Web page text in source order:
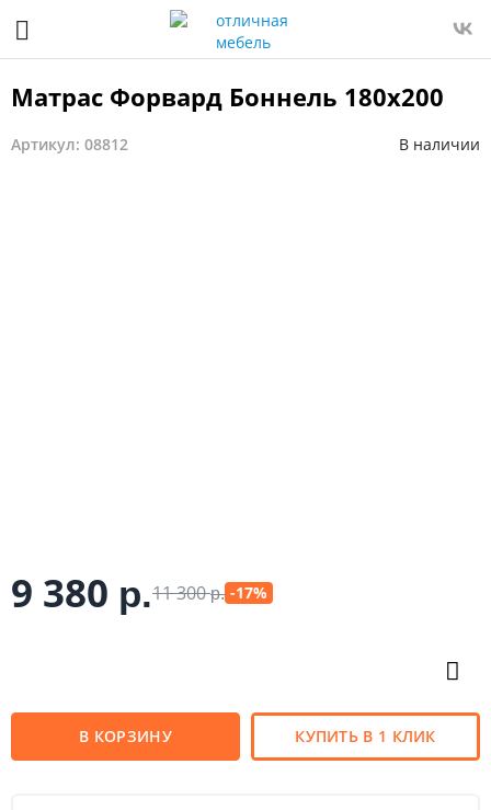
Матрас Форвард Боннель 180x200
Артикул: 08812 В наличии
9 380 р.11 300р. -17%
В КОРЗИНУ КУПИТЬ В 1 КЛИК